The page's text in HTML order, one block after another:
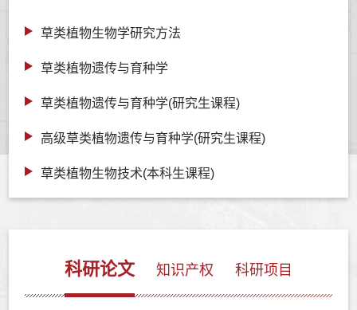
草类植物生物学研究方法
草类植物遗传与育种学
草类植物遗传与育种学(研究生课程)
高级草类植物遗传与育种学(研究生课程)
草类植物生物技术(本科生课程)
科研论文 知识产权 科研项目